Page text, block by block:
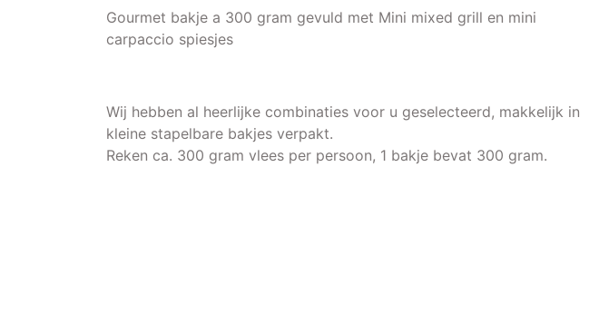
Gourmet bakje a 300 gram gevuld met Mini mixed grill en mini
carpaccio spiesjes
Wij hebben al heerlijke combinaties voor u geselecteerd, makkelijk in
kleine stapelbare bakjes verpakt.
Reken ca. 300 gram vlees per persoon, 1 bakje bevat 300 gram.